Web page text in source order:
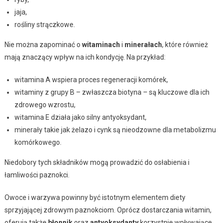
jaja,
rośliny strączkowe.
Nie można zapominać o witaminach i minerałach, które również
mają znaczący wpływ na ich kondycję. Na przykład:
witamina A wspiera proces regeneracji komórek,
witaminy z grupy B – zwłaszcza biotyna – są kluczowe dla ich
zdrowego wzrostu,
witamina E działa jako silny antyoksydant,
minerały takie jak żelazo i cynk są nieodzowne dla metabolizmu
komórkowego.
Niedobory tych składników mogą prowadzić do osłabienia i
łamliwości paznokci.
Owoce i warzywa powinny być istotnym elementem diety
sprzyjającej zdrowym paznokciom. Oprócz dostarczania witamin,